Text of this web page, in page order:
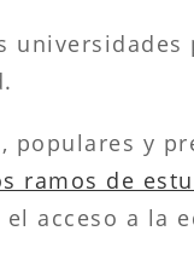
universidades
populares y
ramos de
acceso a la